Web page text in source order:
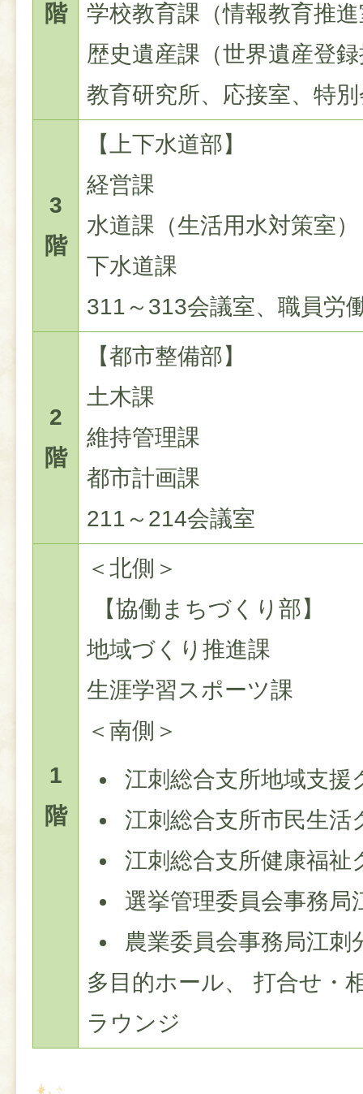
階
学校教育課（情報教育推
歴史遺産課（世界遺産登
教育研究所、応接室、特
3
階
【上下水道部】
経営課
水道課（生活用水対策室）
下水道課
311～313会議室、職員労
2
階
【都市整備部】
土木課
維持管理課
都市計画課
211～214会議室
1
階
＜北側＞
【協働まちづくり部】
地域づくり推進課
生涯学習スポーツ課
＜南側＞
江刺総合支所地域支援
江刺総合支所市民生活
江刺総合支所健康福祉
選挙管理委員会事務局
農業委員会事務局江刺
多目的ホール、 打合せ・
ラウンジ